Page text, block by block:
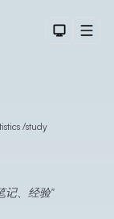
Dark
/study
记、经验